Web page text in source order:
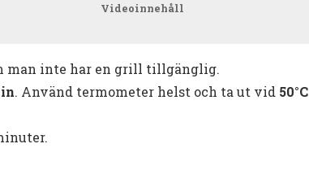
Videoinnehåll
man inte har en grill tillgänglig.
. Använd termometer helst och ta ut vid 50°C